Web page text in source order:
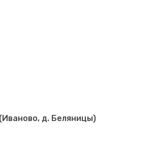
д. Беляницы)